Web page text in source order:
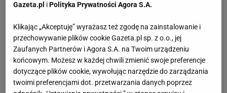
Gazeta.pl iPolityka Prywatności Agora S.A.
Klikając „Akceptuję” wyrażasz też zgodę na zainstalowanie i
przechowywanie plików cookie Gazeta.pl sp. z o.o., jej
Zaufanych Partnerów i Agora S.A. na Twoim urządzeniu
końcowym. Możesz w każdej chwili zmienić swoje preferencje
dotyczące plików cookie, wywołując narzędzie do zarządzania
twoimi preferencjami dot. przetwarzania danych poprzez